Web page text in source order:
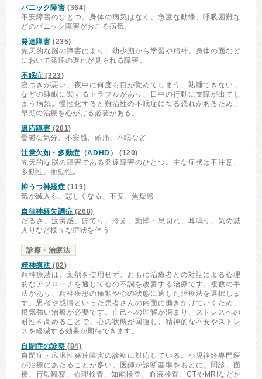
パニック障害 (364)
不安障害のひとつ。身体の病気はなく、急激な動悸、呼吸困難な
どのパニック障害がおこる病気。
発達障害 (235)
先天的な脳の障害により、幼少期から学習や精神、身体の面など
において発達の遅れが見られる障害。
不眠症 (323)
寝つきが悪い、夜中に何度も目が覚めてしまう、熟睡できない、
などの睡眠に関するトラブルがあり、日中の行動に支障が出てし
まう病気。慢性化すると難治性の不眠症になる恐れがあるため、
早期の治療を心がける必要がある。
適応障害 (281)
憂鬱な気分、不安感、頭痛、不眠など
注意欠如・多動症（ADHD）
(120)
先天的な脳の障害である発達障害のひとつ。主な症状は不注意、
多動性、衝動性。
抑うつ神経症 (119)
気が滅入る、悲しくなる、不安、焦燥感
自律神経失調症 (268)
だるさ、疲労感、ほてり、冷え、動悸・息切れ、耳鳴り、気の滅
入りなど様々な症状を伴う
診療・治療法
精神療法 (82)
精神療法は、薬剤を使用せず、おもに治療者との対話による心理
的なアプローチを通じて心の不調を改善する治療です。複数の手
法があり、精神疾患の種類や心の状態に適した治療法を選択しま
す。思考や感情といった患者さんの内面に働きかけていくため、
根気強い治療が必要です。自己への理解が深まり、ストレスへの
耐性を高めることで、心の状態が回復し、精神的な不安やストレ
スを軽減する効果が期待できます。
自閉症の診察 (84)
自閉症・広汎性発達障害の診察に対応している。小児神経専門医
が治療にあたることが多い。医師が診断基準をもとに、問診、面
接、行動観察、心理検査、知能検査、血液検査、CTやMRIなどか